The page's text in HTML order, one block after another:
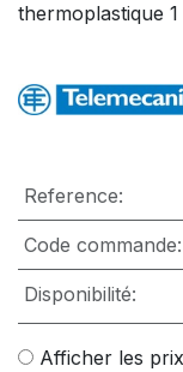
thermoplastique
Reference:
Code commande:
Disponibilité:
Afficher les